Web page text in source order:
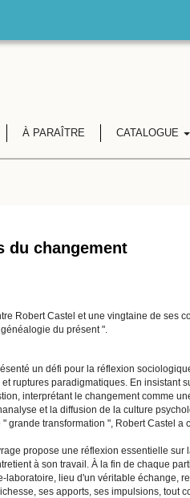
À PARAÎTRE CATALOGUE
du changement
Robert Castel et une vingtaine de ses
du présent ".
un défi pour la réflexion
ruptures paradigmatiques. En insistant
interprétant le changement comme
et la diffusion de la culture
grande transformation ", Robert Castel
propose une réflexion essentielle
à son travail. À la fin de chaque
laboratoire, lieu d'un véritable échange,
ses apports, ses impulsions, tout